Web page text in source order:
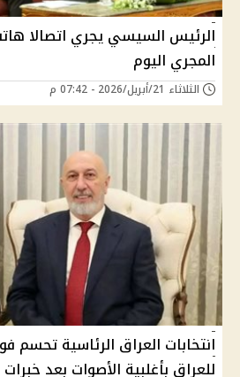
الرئيس السيسي يجري اتصالا
المجري اليوم
الثلاثاء 21/أبريل/2026 - 07:42 م
انتخابات العراق الرئاسية تحسم
للعراق بأغلبية الأصوات بعد